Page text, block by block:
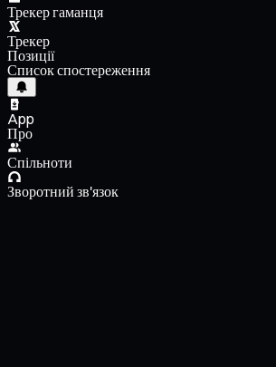
Трекер гаманця
Трекер
Позиції
Список спостереження
App
Про
Спільноти
Зворотний зв'язок